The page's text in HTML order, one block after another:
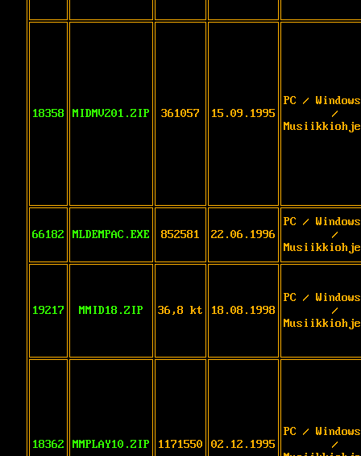
18358 MIDMV201.ZIP 361057 15.09.1995
PC /
/
66182 MLDEMPAC.EXE 852581 22.06.1996
PC /
/
19217 MMID18.ZIP 36,8 kt 18.08.1998
PC /
/
18362 MMPLAY10.ZIP 1171550 02.12.1995
PC /
/